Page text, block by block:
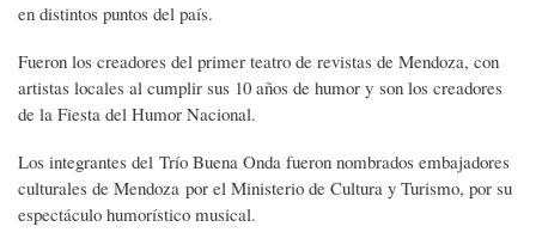
en distintos puntos del país.
Fueron los creadores del primer teatro de revistas de Mendoza, con
artistas locales al cumplir sus 10 años de humor y son los creadores
de la Fiesta del Humor Nacional.
Los integrantes del Trío Buena Onda fueron nombrados embajadores
culturales de Mendoza por el Ministerio de Cultura y Turismo, por su
espectáculo humorístico musical.